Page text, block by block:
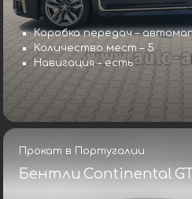
Коробка передач –
Количество мест – 5
Навигация – есть
Прокат в Португалии
Бентли Continental GT